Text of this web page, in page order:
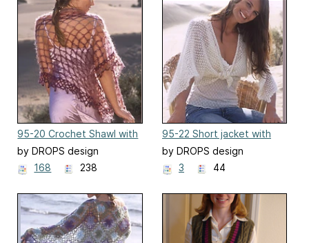
95-20 Crochet Shawl with
love knots
by DROPS design
168
238
95-22 Short jacket with
flowing sleeves
by DROPS design
3
44